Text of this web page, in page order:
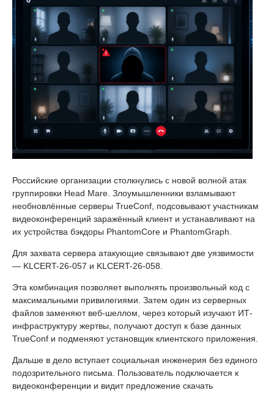
Российские организации столкнулись с новой волной атак
группировки Head Mare. Злоумышленники взламывают
необновлённые серверы TrueConf, подсовывают участникам
видеоконференций заражённый клиент и устанавливают на
их устройства бэкдоры PhantomCore и PhantomGraph.
Для захвата сервера атакующие связывают две уязвимости
— KLCERT-26-057 и KLCERT-26-058.
Эта комбинация позволяет выполнять произвольный код с
максимальными привилегиями. Затем один из серверных
файлов заменяют веб-шеллом, через который изучают ИТ-
инфраструктуру жертвы, получают доступ к базе данных
TrueConf и подменяют установщик клиентского приложения.
Дальше в дело вступает социальная инженерия без единого
подозрительного письма. Пользователь подключается к
видеоконференции и видит предложение скачать